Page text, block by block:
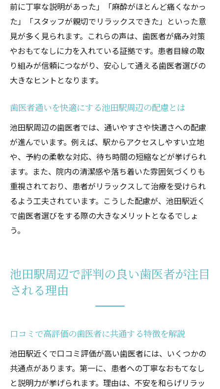
前に丁寧な説明があった」「麻酔がほとんど痛くなかっ
た」「スタッフが親切でリラックスできた」といった意
見が多く見られます。これらの声は、歯医者が痛み対策
やおもてなしに力を入れている証拠です。患者目線の取
り組みが信頼につながり、安心して通える歯医者選びの
大きなヒントとなります。
歯医者通いを快適にする池田駅周辺の配慮とは
池田駅周辺の歯医者では、通いやすさや快適さへの配慮
が進んでいます。例えば、駅からアクセスしやすい立地
や、予約の柔軟な対応、待ち時間の短縮などが挙げられ
ます。また、院内の清潔感や落ち着いた雰囲気づくりも
重視されており、患者がリラックスして治療を受けられ
るよう工夫されています。こうした配慮が、池田駅近く
で歯医者選びをする際の大きなメリットとなるでしょ
う。
池田駅周辺で評判の良い歯医者が注目
される理由
口コミで高評価の歯医者に共通する特徴を解説
池田駅近くで口コミ評価が高い歯医者には、いくつかの
共通点があります。第一に、患者への丁寧なおもてなし
と説明力が挙げられます。理由は、不安を和らげリラッ